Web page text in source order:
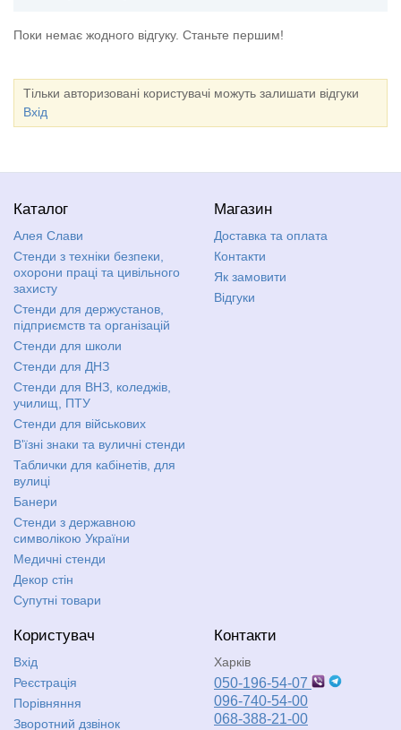
Поки немає жодного відгуку. Станьте першим!
Тільки авторизовані користувачі можуть залишати відгуки
Вхід
Каталог
Алея Слави
Стенди з техніки безпеки,
охорони праці та цивільного
захисту
Стенди для держустанов,
підприємств та організацій
Стенди для школи
Стенди для ДНЗ
Стенди для ВНЗ, коледжів,
училищ, ПТУ
Стенди для військових
В'їзні знаки та вуличні стенди
Таблички для кабінетів, для
вулиці
Банери
Стенди з державною
символікою України
Медичні стенди
Декор стін
Супутні товари
Магазин
Доставка та оплата
Контакти
Як замовити
Відгуки
Користувач
Вхід
Реєстрація
Порівняння
Зворотний дзвінок
Контакти
Харків
050-196-54-07
096-740-54-00
068-388-21-00